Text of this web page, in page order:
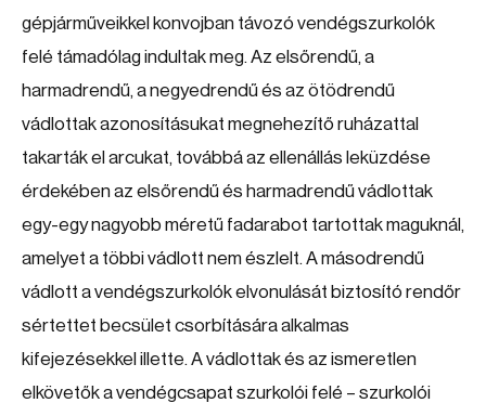
gépjárműveikkel konvojban távozó vendégszurkolók
felé támadólag indultak meg. Az elsőrendű, a
harmadrendű, a negyedrendű és az ötödrendű
vádlottak azonosításukat megnehezítő ruházattal
takarták el arcukat, továbbá az ellenállás leküzdése
érdekében az elsőrendű és harmadrendű vádlottak
egy-egy nagyobb méretű fadarabot tartottak maguknál,
amelyet a többi vádlott nem észlelt. A másodrendű
vádlott a vendégszurkolók elvonulását biztosító rendőr
sértettet becsület csorbítására alkalmas
kifejezésekkel illette. A vádlottak és az ismeretlen
elkövetők a vendégcsapat szurkolói felé – szurkolói